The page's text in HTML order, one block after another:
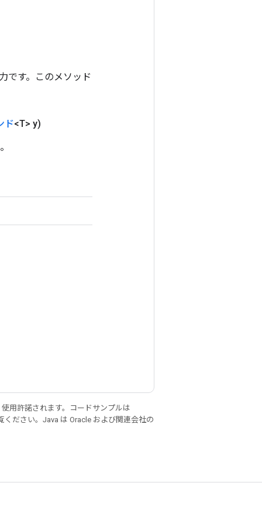
です。このメソッド
ド<T> y)
用許諾されます。コードサンプルは
ください。Java は Oracle および関連会社の